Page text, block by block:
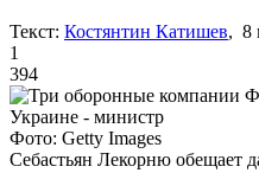
Текст: Костянтин Катишев, 8
1
394
Фото: Getty Images
Себастьян Лекорню обещает